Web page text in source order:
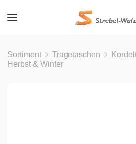
Sortiment Tragetaschen
Herbst & Winter